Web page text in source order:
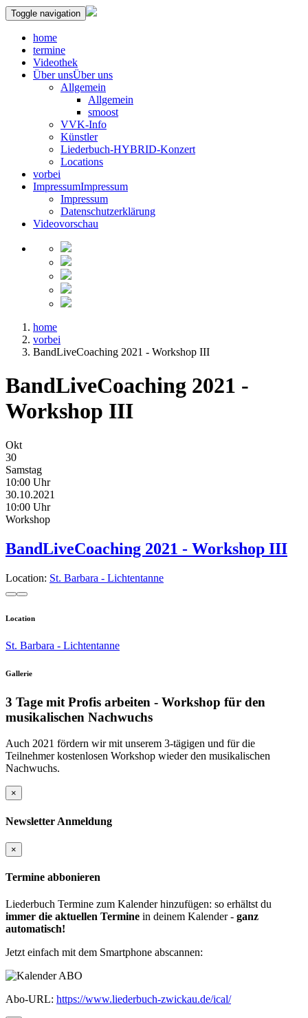
Toggle navigation
home
termine
Videothek
Über unsÜber uns
Allgemein
Allgemein
smoost
VVK-Info
Künstler
Liederbuch-HYBRID-Konzert
Locations
vorbei
ImpressumImpressum
Impressum
Datenschutzerklärung
Videovorschau
home
vorbei
BandLiveCoaching 2021 - Workshop III
BandLiveCoaching 2021 -
Workshop III
Okt
30
Samstag
10:00 Uhr
30.10.2021
10:00 Uhr
Workshop
BandLiveCoaching 2021 - Workshop III
Location: St. Barbara - Lichtentanne
Location
St. Barbara - Lichtentanne
Gallerie
3 Tage mit Profis arbeiten - Workshop für den
musikalischen Nachwuchs
Auch 2021 fördern wir mit unserem 3-tägigen und für die
Teilnehmer kostenlosen Workshop wieder den musikalischen
Nachwuchs.
×
Newsletter Anmeldung
×
Termine abbonieren
Liederbuch Termine zum Kalender hinzufügen: so erhältst du
immer die aktuellen Termine in deinem Kalender - ganz
automatisch!
Jetzt einfach mit dem Smartphone abscannen:
Abo-URL: https://www.liederbuch-zwickau.de/ical/